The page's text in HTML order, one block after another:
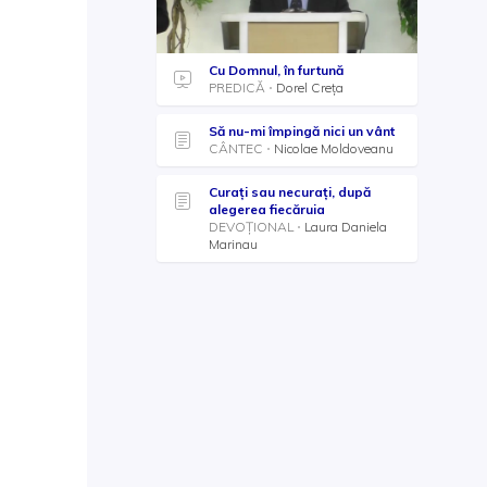
Cu Domnul, în furtună
PREDICĂ
Dorel Creța
Să nu-mi împingă nici un vânt
CÂNTEC
Nicolae Moldoveanu
Curați sau necurați, după
alegerea fiecăruia
DEVOȚIONAL
Laura Daniela
Marinau